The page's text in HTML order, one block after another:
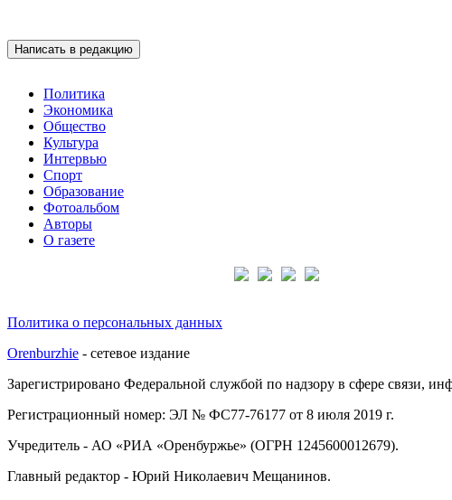
Написать в редакцию
Политика
Экономика
Общество
Культура
Интервью
Спорт
Образование
Фотоальбом
Авторы
О газете
Политика о персональных данных
Orenburzhie - сетевое издание
Зарегистрировано Федеральной службой по надзору в сфере связи,
Регистрационный номер: ЭЛ № ФС77-76177 от 8 июля 2019 г.
Учредитель - АО «РИА «Оренбуржье» (ОГРН 1245600012679).
Главный редактор - Юрий Николаевич Мещанинов.